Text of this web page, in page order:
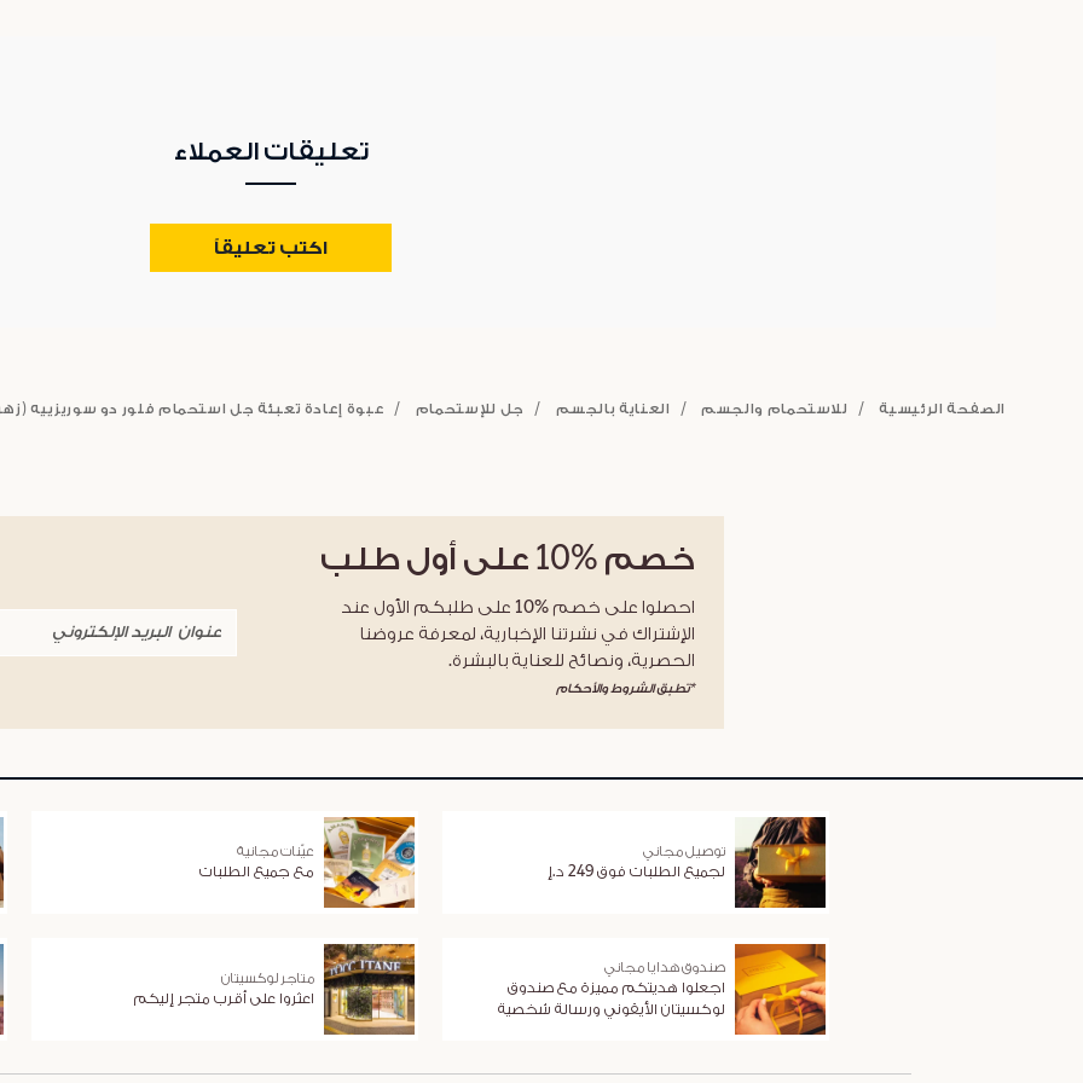
تعليقات العملاء
اكتب تعليقاً
الصفحة الرئيسية للاستحمام والجسم العناية بالجسم جل للإستحمام عبوة إعادة تعبئة جل استحمام فلور دو سوريزييه
خصم %10 على أول طلب
احصلوا على خصم %10 على طلبكم الأول عند
الإشتراك في نشرتنا الإخبارية، لمعرفة عروضنا
الحصرية، ونصائح للعناية بالبشرة.
*تطبق الشروط والأحكام
توصيل مجاني
لجميع الطلبات فوق 249 د.إ
عيّنات مجانية
مع جميع الطلبات
صندوق هدايا مجاني
اجعلوا هديتكم مميزة مع صندوق
لوكسيتان الأيقوني ورسالة شخصية
متاجر لوكسيتان
اعثروا على أقرب متجر إليكم